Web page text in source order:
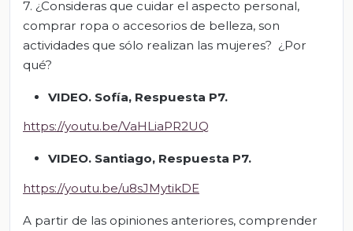
7. ¿Consideras que cuidar el aspecto personal,
comprar ropa o accesorios de belleza, son
actividades que sólo realizan las mujeres? ¿Por
qué?
VIDEO. Sofía, Respuesta P7.
https://youtu.be/VaHLiaPR2UQ
VIDEO. Santiago, Respuesta P7.
https://youtu.be/u8sJMytikDE
A partir de las opiniones anteriores, comprender